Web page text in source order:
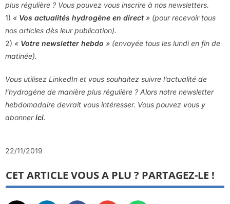
plus régulière ? Vous pouvez vous inscrire à nos newsletters.
1) « Vos actualités hydrogène en direct » (pour recevoir tous
nos articles dès leur publication).
2) « Votre newsletter hebdo » (envoyée tous les lundi en fin de
matinée).
Vous utilisez LinkedIn et vous souhaitez suivre l’actualité de
l’hydrogène de manière plus régulière ? Alors notre newsletter
hebdomadaire devrait vous intéresser. Vous pouvez vous y
abonnerici.
22/11/2019
CET ARTICLE VOUS A PLU ? PARTAGEZ-LE !